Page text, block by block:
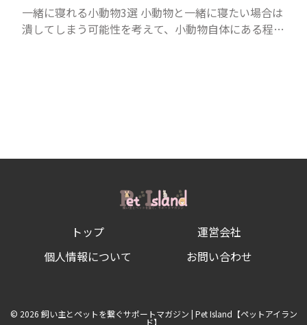
一緒に寝れる小動物3選 小動物と一緒に寝たい場合は
潰してしまう可能性を考えて、小動物自体にある程度
トップ
運営会社
個人情報について
お問い合わせ
© 2026 飼い主とペットを繋ぐサポートマガジン | Pet Island【ペットアイラン
ド】